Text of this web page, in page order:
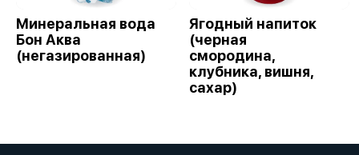
Минеральная вода
Бон Аква
(негазированная)
Ягодный напиток
(черная
смородина,
клубника, вишня,
сахар)